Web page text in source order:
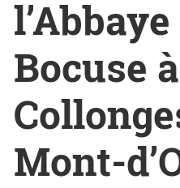
Bocuse à
Mont-